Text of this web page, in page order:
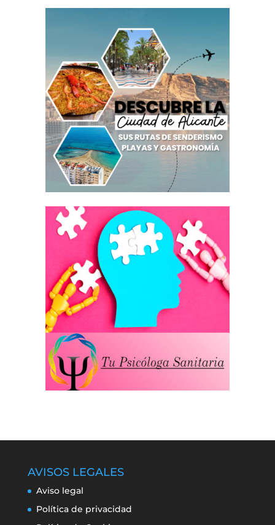
AVISOS LEGALES
Aviso legal
Política de privacidad